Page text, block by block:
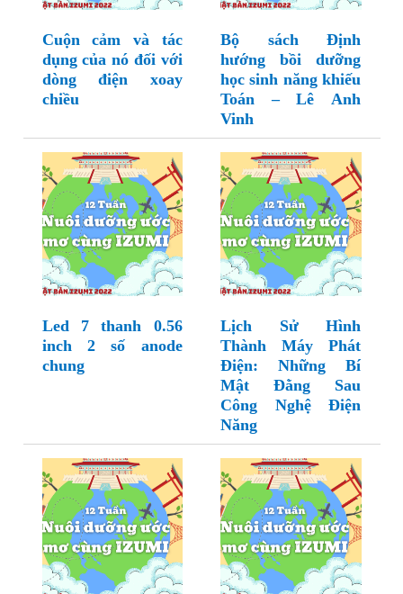
Cuộn cảm và tác
dụng của nó đối với
dòng điện xoay
chiều
Bộ sách Định
hướng bồi dưỡng
học sinh năng khiếu
Toán – Lê Anh
Vinh
Led 7 thanh 0.56
inch 2 số anode
chung
Lịch Sử Hình
Thành Máy Phát
Điện: Những Bí
Mật Đằng Sau
Công Nghệ Điện
Năng